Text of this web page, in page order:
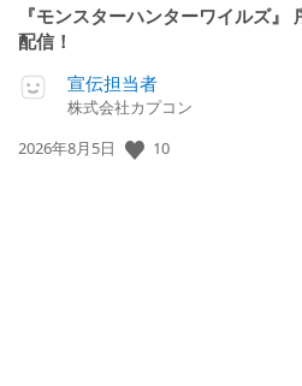
『モンスターハンターワイルズ』
配信！
宣伝担当者
株式会社カプコン
公
2026年8月5日 10